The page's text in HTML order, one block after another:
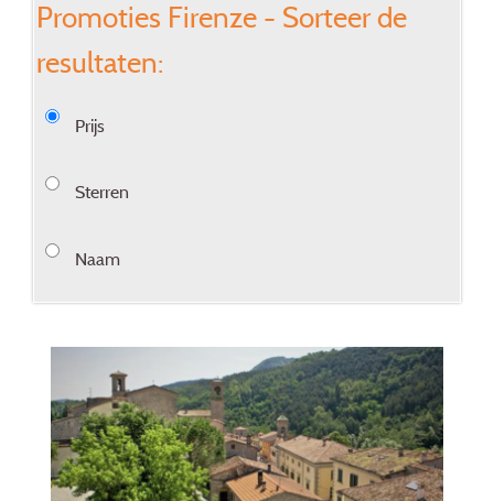
Promoties Firenze - Sorteer de
resultaten:
Prijs
Sterren
Naam